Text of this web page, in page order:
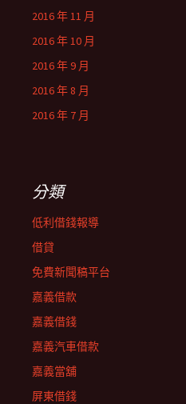
2016 年 11 月
2016 年 10 月
2016 年 9 月
2016 年 8 月
2016 年 7 月
分類
低利借錢報導
借貸
免費新聞稿平台
嘉義借款
嘉義借錢
嘉義汽車借款
嘉義當舖
屏東借錢